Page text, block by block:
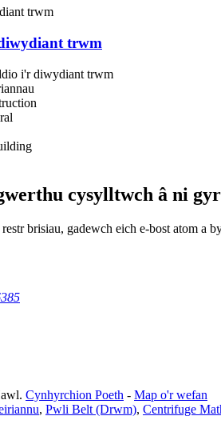
trwm
i'r diwydiant trwm
cysylltwch â ni
brisiau, gadewch eich e-bost atom a
Cynhyrchion Poeth - Map o'r wefan
, Pwli Belt (Drwm), Centrifuge